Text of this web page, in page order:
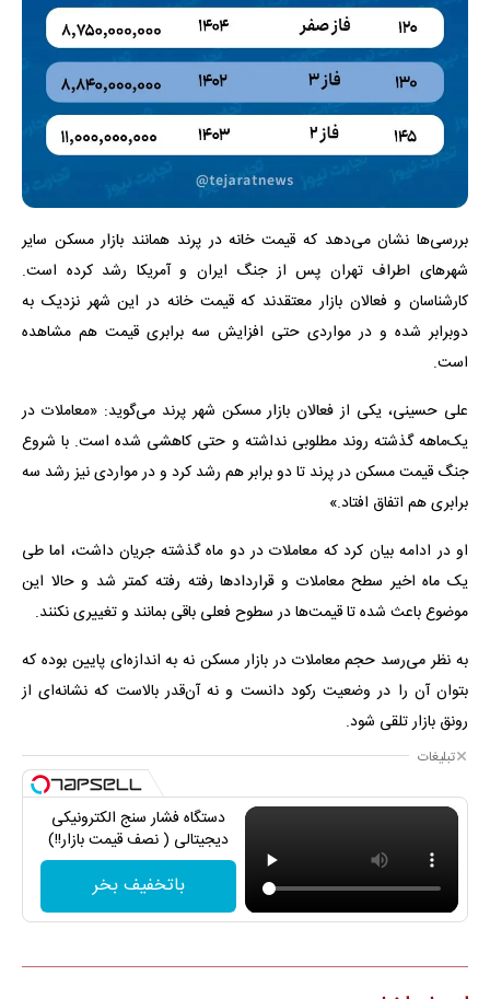
بررسی‌ها نشان می‌دهد که قیمت خانه در پرند همانند بازار مسکن سایر
شهرهای اطراف تهران پس از جنگ ایران و آمریکا رشد کرده است.
کارشناسان و فعالان بازار معتقدند که قیمت خانه در این شهر نزدیک به
دوبرابر شده و در مواردی حتی افزایش سه برابری قیمت هم مشاهده
است.
علی حسینی، یکی از فعالان بازار مسکن شهر پرند می‌گوید: «معاملات در
یک‌ماهه گذشته روند مطلوبی نداشته و حتی کاهشی شده است. با شروع
جنگ قیمت مسکن در پرند تا دو برابر هم رشد کرد و در مواردی نیز رشد سه
برابری هم اتفاق افتاد.»‌
او در ادامه بیان کرد که معاملات در دو ماه گذشته جریان داشت، اما طی
یک ماه اخیر سطح معاملات و قراردادها رفته رفته کمتر شد و حالا این
موضوع باعث شده تا قیمت‌ها در سطوح فعلی باقی بمانند و تغییری نکنند.
به نظر می‌رسد حجم معاملات در بازار مسکن نه به اندازه‌ای پایین بوده که
بتوان آن را در وضعیت رکود دانست و نه آن‌قدر بالاست که نشانه‌ای از
رونق بازار تلقی شود.
تبلیغات
دستگاه فشار سنج الکترونیکی
دیجیتالی ( نصف قیمت بازار!!)
باتخفیف بخر